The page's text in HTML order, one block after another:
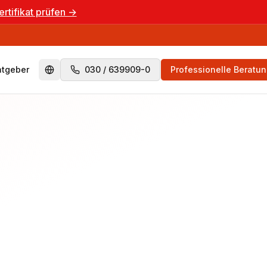
prüfen →
Switch to English
030 / 639909-0 Professionelle